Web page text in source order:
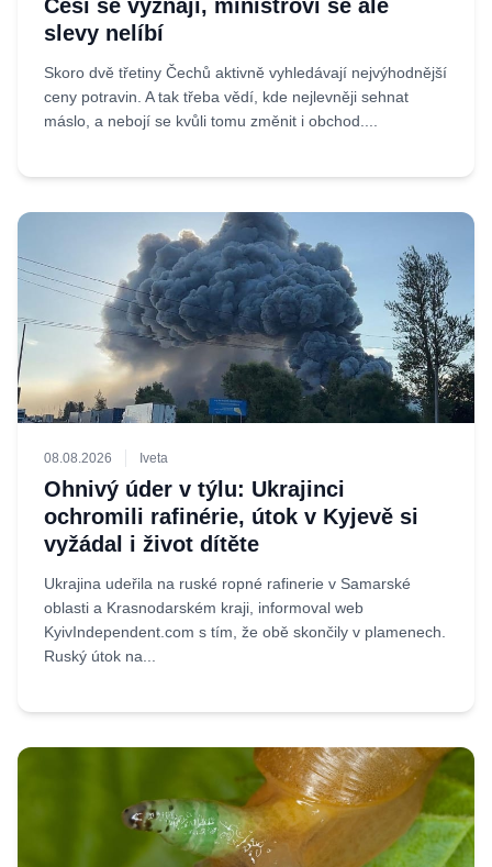
Češi se vyznají, ministrovi se ale
slevy nelíbí
Skoro dvě třetiny Čechů aktivně vyhledávají nejvýhodnější
ceny potravin. A tak třeba vědí, kde nejlevněji sehnat
máslo, a nebojí se kvůli tomu změnit i obchod....
08.08.2026 Iveta
Ohnivý úder v týlu: Ukrajinci
ochromili rafinérie, útok v Kyjevě si
vyžádal i život dítěte
Ukrajina udeřila na ruské ropné rafinerie v Samarské
oblasti a Krasnodarském kraji, informoval web
KyivIndependent.com s tím, že obě skončily v plamenech.
Ruský útok na...